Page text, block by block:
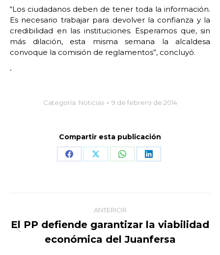
“Los ciudadanos deben de tener toda la información.
Es necesario trabajar para devolver la confianza y la
credibilidad en las instituciones. Esperamos que, sin
más dilación, esta misma semana la alcaldesa
convoque la comisión de reglamentos”, concluyó.
.
Categoría: Noticias 9 de febrero de 2014
Compartir esta publicación
Share Share Share Share
Navegación
entre
publicaciones
ANTERIOR
Publicación
anterior:
El PP defiende garantizar la viabilidad
económica del Juanfersa